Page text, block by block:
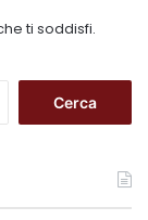
ti soddisfi.
c